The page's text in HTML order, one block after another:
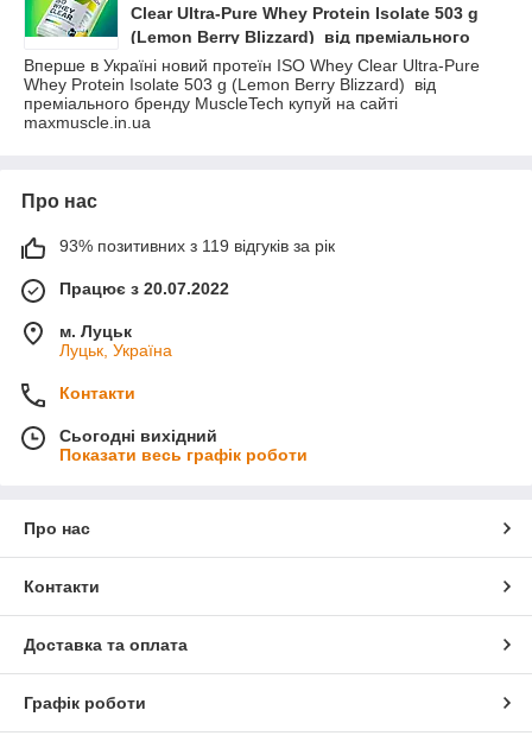
Clear Ultra-Pure Whey Protein Isolate 503 g
(Lemon Berry Blizzard) від преміального
бренду MuscleTech купуй на сайті
maxmuscle.in.ua
Вперше в Україні новий протеїн ISO Whey Clear Ultra-Pure
Whey Protein Isolate 503 g (Lemon Berry Blizzard) від
преміального бренду MuscleTech купуй на сайті
maxmuscle.in.ua
Про нас
93% позитивних з 119 відгуків за рік
Працює з 20.07.2022
м. Луцьк
Луцьк, Україна
Контакти
Сьогодні вихідний
Показати весь графік роботи
Про нас
Контакти
Доставка та оплата
Графік роботи